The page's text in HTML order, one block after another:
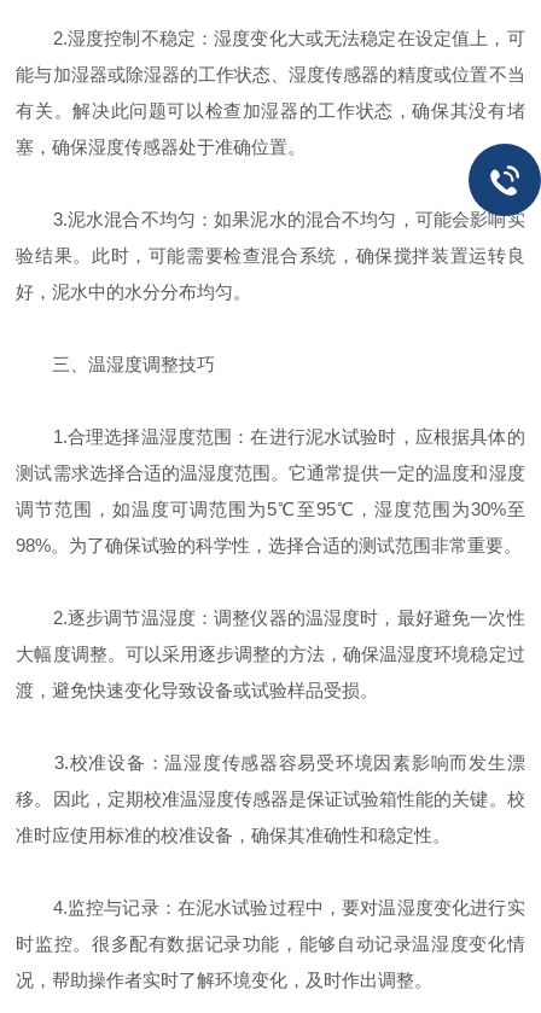
2.湿度控制不稳定：湿度变化大或无法稳定在设定值上，可
能与加湿器或除湿器的工作状态、湿度传感器的精度或位置不当
有关。解决此问题可以检查加湿器的工作状态，确保其没有堵
塞，确保湿度传感器处于准确位置。
3.泥水混合不均匀：如果泥水的混合不均匀，可能会影响实
验结果。此时，可能需要检查混合系统，确保搅拌装置运转良
好，泥水中的水分分布均匀。
三、温湿度调整技巧
1.合理选择温湿度范围：在进行泥水试验时，应根据具体的
测试需求选择合适的温湿度范围。它通常提供一定的温度和湿度
调节范围，如温度可调范围为5℃至95℃，湿度范围为30%至
98%。为了确保试验的科学性，选择合适的测试范围非常重要。
2.逐步调节温湿度：调整仪器的温湿度时，最好避免一次性
大幅度调整。可以采用逐步调整的方法，确保温湿度环境稳定过
渡，避免快速变化导致设备或试验样品受损。
3.校准设备：温湿度传感器容易受环境因素影响而发生漂
移。因此，定期校准温湿度传感器是保证试验箱性能的关键。校
准时应使用标准的校准设备，确保其准确性和稳定性。
4.监控与记录：在泥水试验过程中，要对温湿度变化进行实
时监控。很多配有数据记录功能，能够自动记录温湿度变化情
况，帮助操作者实时了解环境变化，及时作出调整。